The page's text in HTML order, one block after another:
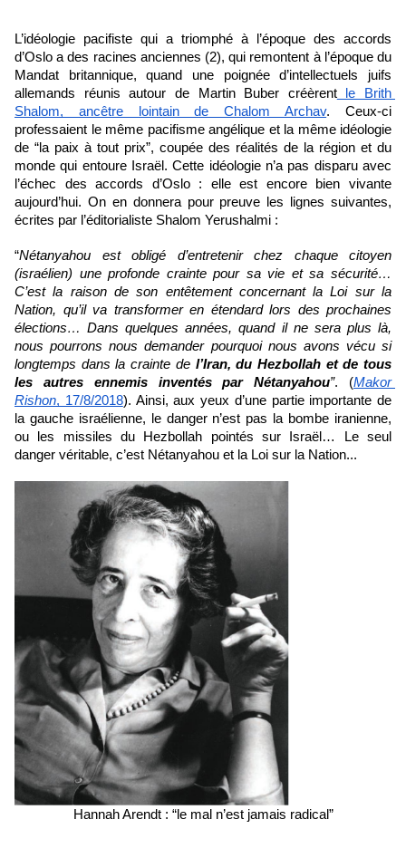
L’idéologie pacifiste qui a triomphé à l’époque des accords
d’Oslo a des racines anciennes (2), qui remontent à l’époque du
Mandat britannique, quand une poignée d’intellectuels juifs
allemands réunis autour de Martin Buber créèrent le Brith
Shalom, ancêtre lointain de Chalom Archav. Ceux-ci
professaient le même pacifisme angélique et la même idéologie
de “la paix à tout prix”, coupée des réalités de la région et du
monde qui entoure Israël. Cette idéologie n’a pas disparu avec
l’échec des accords d’Oslo : elle est encore bien vivante
aujourd’hui. On en donnera pour preuve les lignes suivantes,
écrites par l’éditorialiste Shalom Yerushalmi :
“Nétanyahou est obligé d’entretenir chez chaque citoyen
(israélien) une profonde crainte pour sa vie et sa sécurité…
C’est la raison de son entêtement concernant la Loi sur la
Nation, qu’il va transformer en étendard lors des prochaines
élections… Dans quelques années, quand il ne sera plus là,
nous pourrons nous demander pourquoi nous avons vécu si
longtemps dans la crainte de l’Iran, du Hezbollah et de tous
les autres ennemis inventés par Nétanyahou”. (Makor
Rishon, 17/8/2018). Ainsi, aux yeux d’une partie importante de
la gauche israélienne, le danger n’est pas la bombe iranienne,
ou les missiles du Hezbollah pointés sur Israël… Le seul
danger véritable, c’est Nétanyahou et la Loi sur la Nation...
Hannah Arendt : “le mal n’est jamais radical”